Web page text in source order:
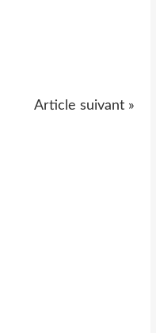
Article suivant »